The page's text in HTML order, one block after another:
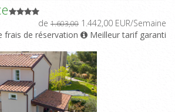
de 1.603,00 1.442,00 EUR/Semaine
frais de réservation
Meilleur tarif garanti